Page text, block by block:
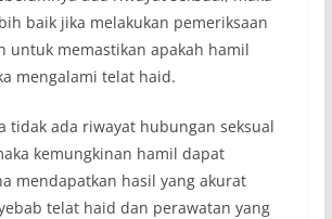
baik jika melakukan pemeriksaan
untuk memastikan apakah hamil
mengalami telat haid.
tidak ada riwayat hubungan seksual
kemungkinan hamil dapat
mendapatkan hasil yang akurat
telat haid dan perawatan yang